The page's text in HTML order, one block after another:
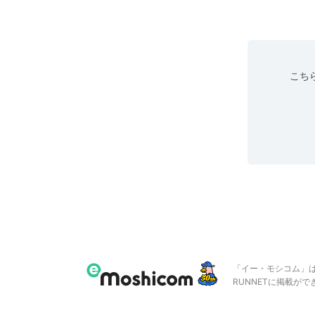
こち
「イー・モシコム
RUNNETに掲載がで